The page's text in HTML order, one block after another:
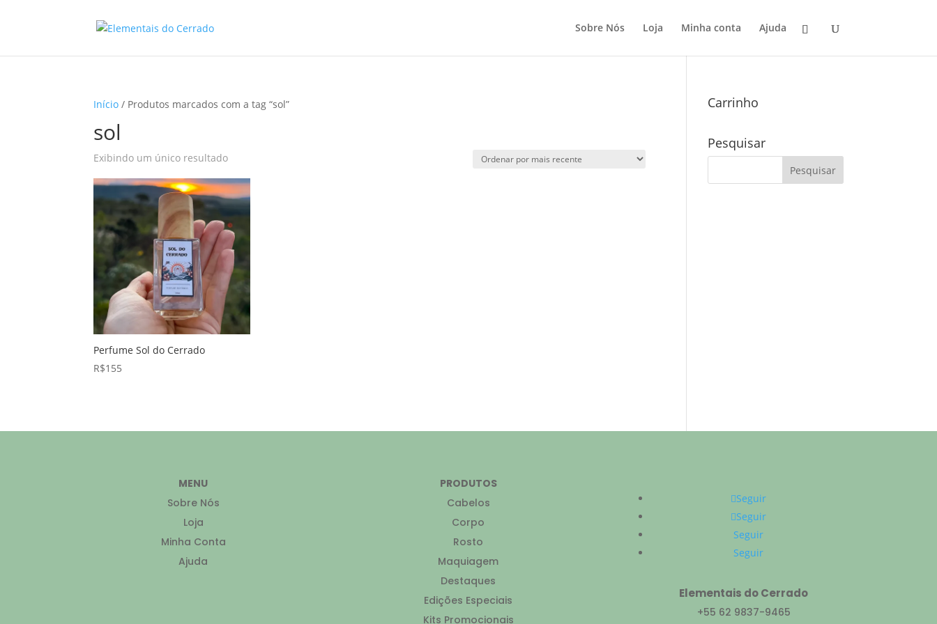
Sobre Nós Loja Minha conta Ajuda
Início / Produtos marcados com a tag “sol”
sol
Exibindo um único resultado
Perfume Sol do Cerrado
R$155
Carrinho
Pesquisar
MENU
Sobre Nós
Loja
Minha Conta
Ajuda
PRODUTOS
Cabelos
Corpo
Rosto
Maquiagem
Destaques
Edições Especiais
Kits Promocionais
Seguir
Seguir
Seguir
Seguir
Elementais do Cerrado
+55 62 9837-9465